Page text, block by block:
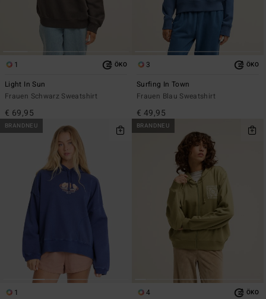
1 ÖKO
Light In Sun
Frauen Schwarz Sweatshirt
€ 69,95
3 ÖKO
Surfing In Town
Frauen Blau Sweatshirt
€ 49,95
BRANDNEU
1
BRANDNEU
4 ÖKO